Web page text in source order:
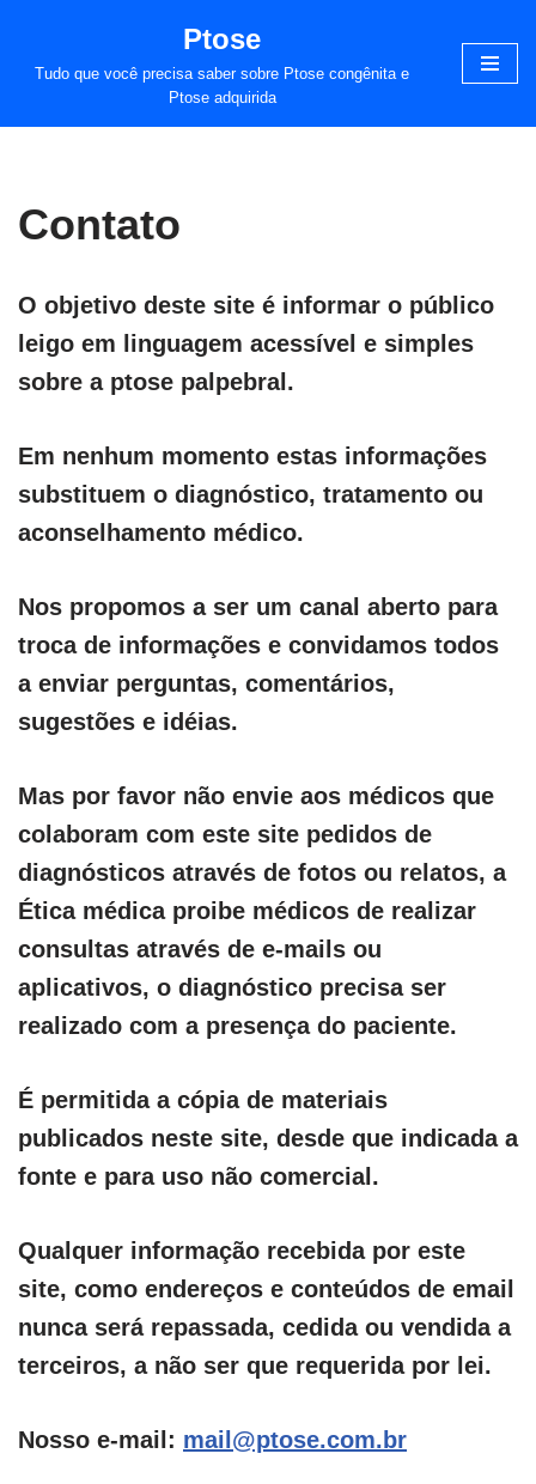
Pular
Ptose
Tudo que você precisa saber sobre Ptose congênita e
Ptose adquirida
Contato
O objetivo deste site é informar o público
leigo em linguagem acessível e simples
sobre a ptose palpebral.
Em nenhum momento estas informações
substituem o diagnóstico, tratamento ou
aconselhamento médico.
Nos propomos a ser um canal aberto para
troca de informações e convidamos todos
a enviar perguntas, comentários,
sugestões e idéias.
Mas por favor não envie aos médicos que
colaboram com este site pedidos de
diagnósticos através de fotos ou relatos, a
Ética médica proibe médicos de realizar
consultas através de e-mails ou
aplicativos, o diagnóstico precisa ser
realizado com a presença do paciente.
É permitida a cópia de materiais
publicados neste site, desde que indicada a
fonte e para uso não comercial.
Qualquer informação recebida por este
site, como endereços e conteúdos de email
nunca será repassada, cedida ou vendida a
terceiros, a não ser que requerida por lei.
Nosso e-mail: mail@ptose.com.br